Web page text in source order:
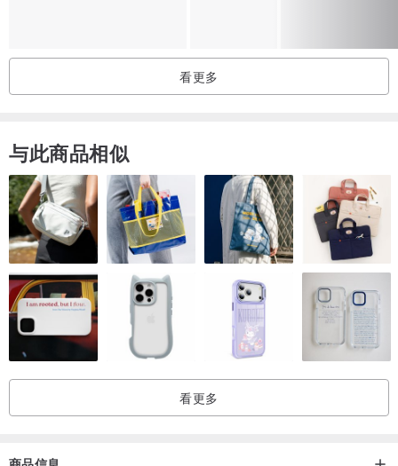
看更多
与此商品相似
看更多